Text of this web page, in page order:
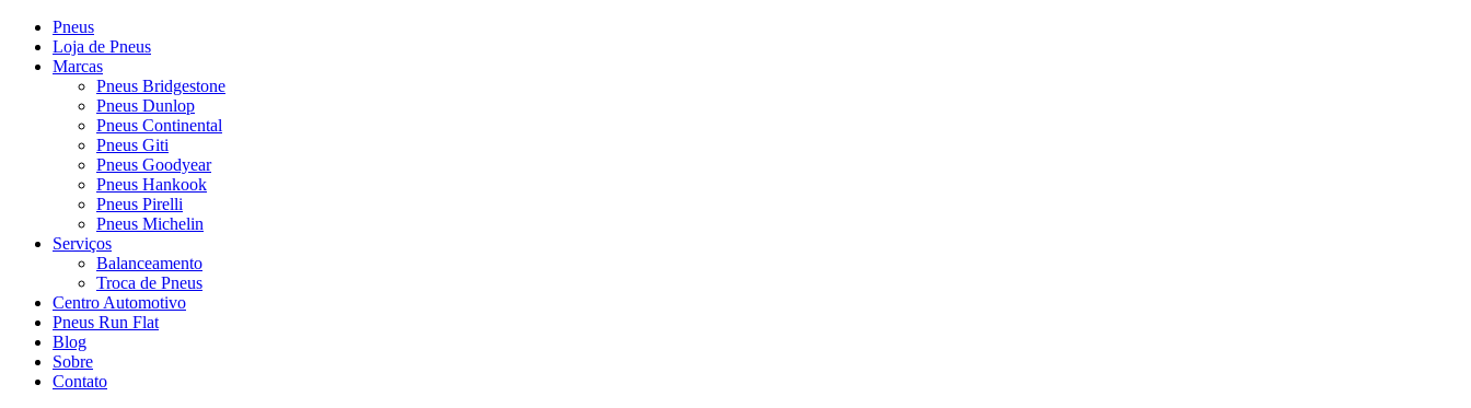
Pneus
Loja de Pneus
Marcas
Pneus Bridgestone
Pneus Dunlop
Pneus Continental
Pneus Giti
Pneus Goodyear
Pneus Hankook
Pneus Pirelli
Pneus Michelin
Serviços
Balanceamento
Troca de Pneus
Centro Automotivo
Pneus Run Flat
Blog
Sobre
Contato